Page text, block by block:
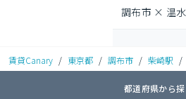
調布市 × 温
賃貸Canary / 東京都 / 調布市 / 柴崎駅 /
都道府県から